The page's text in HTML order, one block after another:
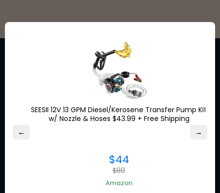
Bleiben Sie auf dem
Laufenden und erhalten Sie
exklusive Rabatte von den
Marken, die Sie lieben.
← →
SEESII 12V 13 GPM Diesel/Kerosene Transfer Pump Kit
w/ Nozzle & Hoses $43.99 + Free Shipping
$44
$80
Amazon